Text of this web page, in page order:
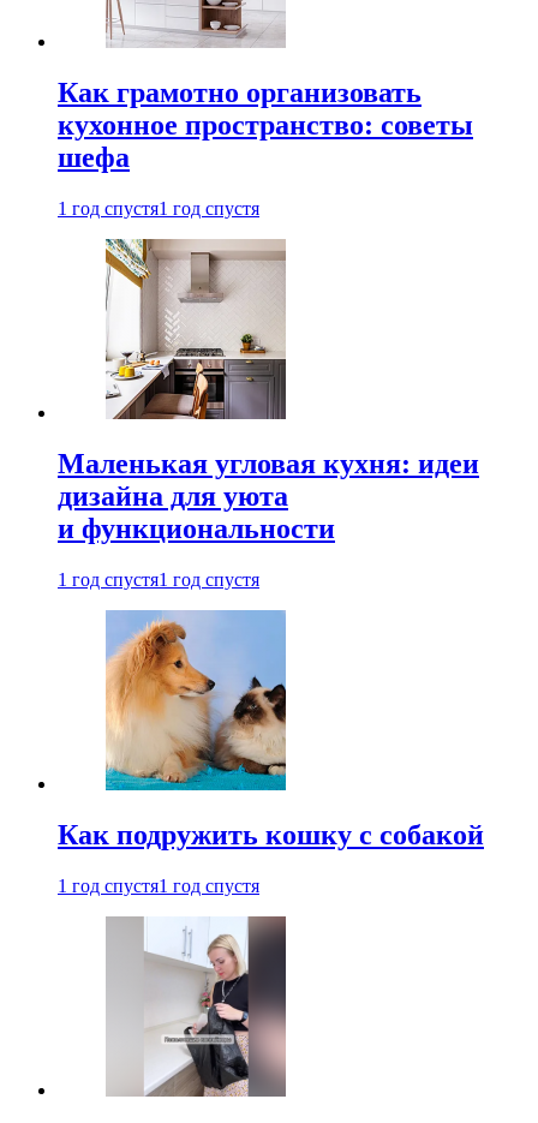
Как грамотно организовать
кухонное пространство: советы
шефа
1 год спустя1 год спустя
Маленькая угловая кухня: идеи
дизайна для уюта
и функциональности
1 год спустя1 год спустя
Как подружить кошку с собакой
1 год спустя1 год спустя